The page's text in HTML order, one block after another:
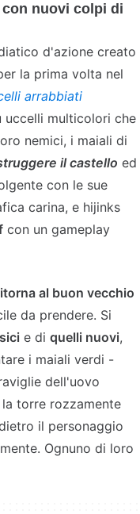
nuovi colpi di
d'azione creato
la prima volta nel
arrabbiati
uccelli multicolori che
nemici, i maiali di
il castello ed
con le sue
carina, e hijinks
con un gameplay
al buon vecchio
da prendere. Si
e di quelli nuovi,
i maiali verdi -
dell'uovo
torre rozzamente
il personaggio
Ognuno di loro